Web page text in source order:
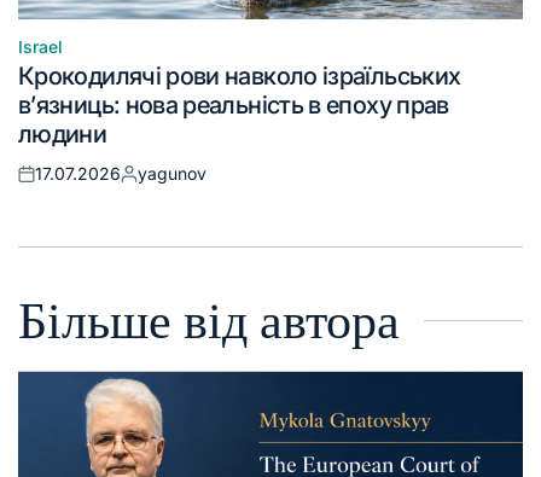
Israel
Крокодилячі рови навколо ізраїльських
в’язниць: нова реальність в епоху прав
людини
17.07.2026 yagunov
Більше від автора